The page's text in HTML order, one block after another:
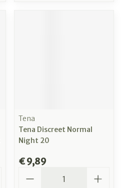
Tena
Tena Discreet Normal
Night 20
€ 9,89